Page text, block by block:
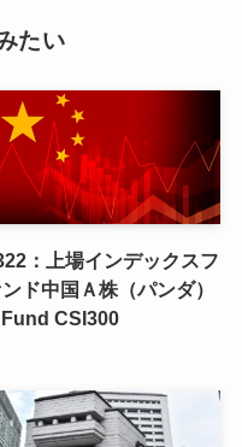
たい
：上場インデックスフ
ンド中国Ａ株（パンダ）
CSI300